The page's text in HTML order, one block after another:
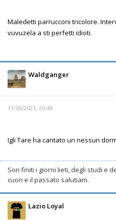
Maledetti parrucconi tricolore.
vuvuzela a sti perfetti idioti.
Waldganger
11/06/2021, 20:48
Igli Tare ha cantato un nessun
Son finiti i giorni lieti, degli studi e
cuori e il passato salutiam.
Lazio Loyal